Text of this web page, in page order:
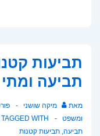
תביעות
תביעה
מאת מיקה שושני
ומשפט
TAGGED WITH
תביעה, תביעות קטנות